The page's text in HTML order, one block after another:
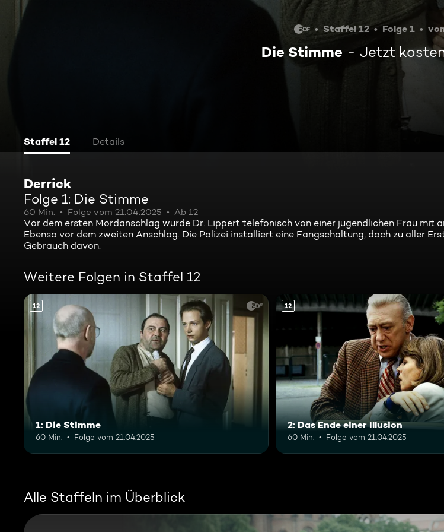
Staffel 12 Folge 1
Die Stimme Jetzt
Staffel 12 Details
Derrick
Folge 1: Die Stimme
60 Min. Folge vom 21.04.2025 Ab 12
Vor dem ersten Mordanschlag wurde Dr. Lippert telefonisch von einer jugendlichen Frau mit
Ebenso vor dem zweiten Anschlag. Die Polizei installiert eine Fangschaltung, doch zu aller
Gebrauch davon.
Weitere Folgen in Staffel 12
12
1: Die Stimme
60 Min. Folge vom 21.04.2025
12
2: Das Ende einer Illusion
60 Min. Folge vom 21.04.2025
Alle Staffeln im Überblick